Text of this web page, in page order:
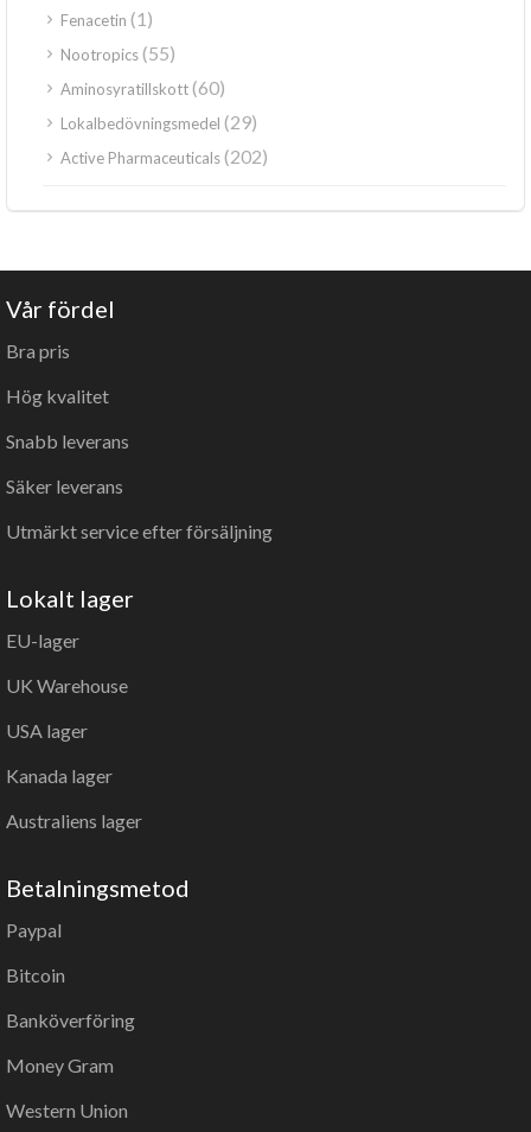
Fenacetin (1)
Nootropics(55)
Aminosyratillskott(60)
Lokalbedövningsmedel (29)
Active Pharmaceuticals(202)
Vår fördel
Bra pris
Hög kvalitet
Snabb leverans
Säker leverans
Utmärkt service efter försäljning
Lokalt lager
EU-lager
UK Warehouse
USA lager
Kanada lager
Australiens lager
Betalningsmetod
Paypal
Bitcoin
Banköverföring
Money Gram
Western Union